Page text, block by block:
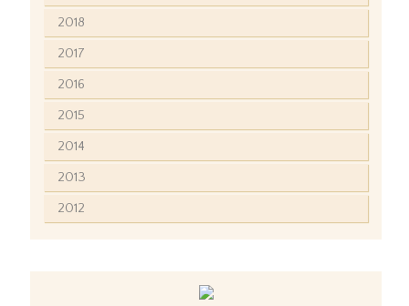
2018
2017
2016
2015
2014
2013
2012